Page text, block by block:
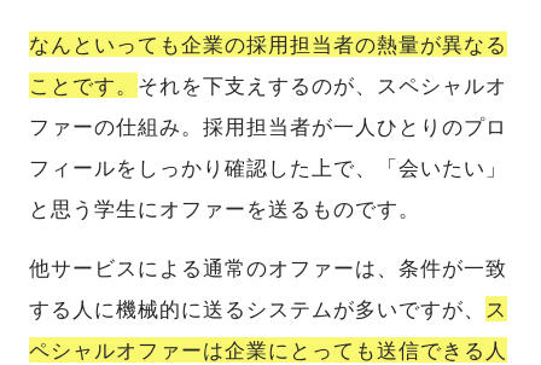
なんといっても企業の採用担当者の熱量が異なる
ことです。 それを下支えするのが、スペシャルオ
ファーの仕組み。採用担当者が一人ひとりのプロ
フィールをしっかり確認した上で、「会いたい」
と思う学生にオファーを送るものです。
他サービスによる通常のオファーは、条件が一致
する人に機械的に送るシステムが多いですが、
ス
ペシャルオファーは企業にとっても送信できる人